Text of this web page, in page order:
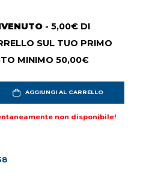
- 5,00€ DI
SUL TUO PRIMO
MINIMO 50,00€
AGGIUNGI AL CARRELLO
non disponibile!